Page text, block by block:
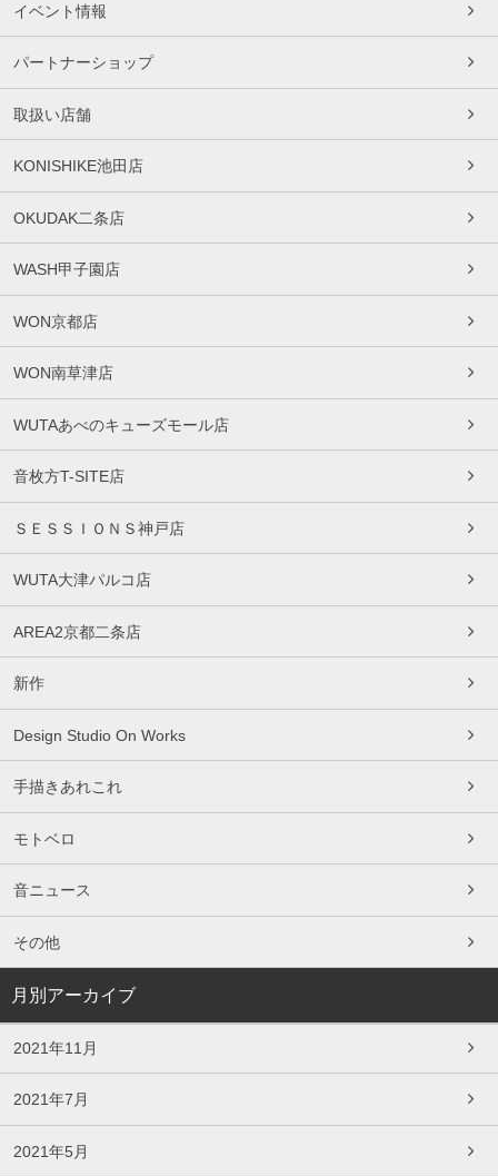
イベント情報
パートナーショップ
取扱い店舗
KONISHIKE池田店
OKUDAK二条店
WASH甲子園店
WON京都店
WON南草津店
WUTAあべのキューズモール店
音枚方T-SITE店
ＳＥＳＳＩＯＮＳ神戸店
WUTA大津パルコ店
AREA2京都二条店
新作
Design Studio On Works
手描きあれこれ
モトベロ
音ニュース
その他
月別アーカイブ
2021年11月
2021年7月
2021年5月